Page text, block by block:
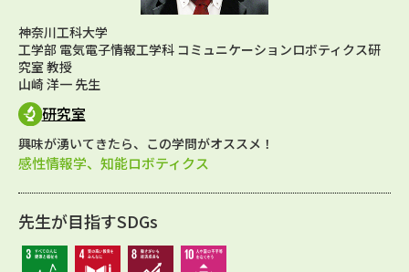
神奈川工科大学
工学部 電気電子情報工学科 コミュニケーションロボティクス研
究室 教授
山崎 洋一 先生
研究室
興味が湧いてきたら、この学問がオススメ！
感性情報学、知能ロボティクス
先生が目指すSDGs